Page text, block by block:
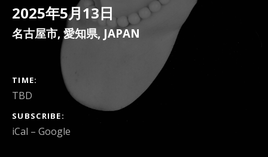
2025年5月13日
名古屋市, 愛知県, JAPAN
GIG DETAILS
TIME
TBD
SUBSCRIBE
iCal Google